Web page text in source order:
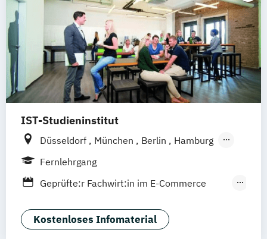
IST-Studieninstitut
Düsseldorf München Berlin
Hamburg
Weil am Rhein
Fernlehrgang
Geprüfte:r Fachwirt:in im E-Commerce
Geprüfte:r Wirtschaftsfachwirt:in (IHK)
Kostenloses Infomaterial